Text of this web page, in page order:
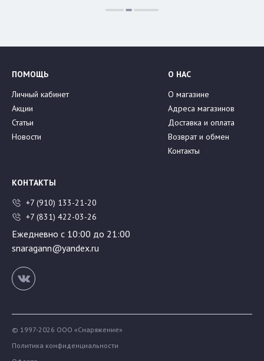
ПОМОЩЬ
Личный кабинет
Акции
Статьи
Новости
О НАС
О магазине
Адреса магазинов
Доставка и оплата
Возврат и обмен
Контакты
КОНТАКТЫ
+7 (910) 133-21-20
+7 (831) 422-03-26
Ежедневно с 10:00 до 21:00
snaragann@yandex.ru
© 1997-2026 ООО «Снаряжение»
Политика конфиденциальности